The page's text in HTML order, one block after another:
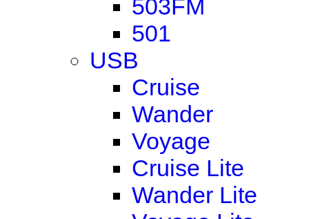
503FM
501
USB
Cruise
Wander
Voyage
Cruise Lite
Wander Lite